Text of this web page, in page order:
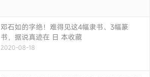
邓石如的字绝！难得见这4幅隶书、3幅篆
书，据说真迹在 日 本收藏
2020-08-18